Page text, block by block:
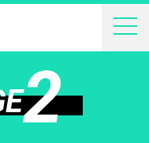
2